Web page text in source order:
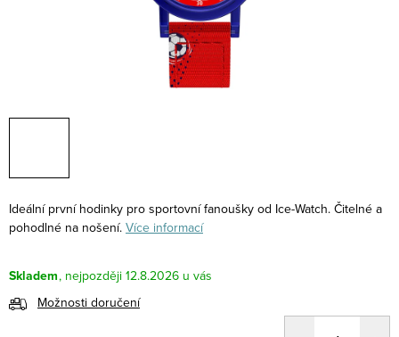
Ideální první hodinky pro sportovní fanoušky od Ice-Watch. Čitelné a
pohodlné na nošení. Více informací
Skladem
12.8.2026
Možnosti doručení